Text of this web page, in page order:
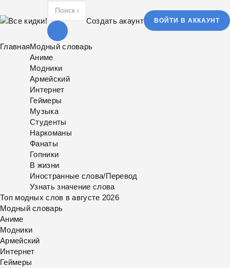
Создать акаунт ВОЙТИ В АККАУНТ
ГлавнаяМодный словарь
Аниме
Модники
Армейский
Интернет
Геймеры
Музыка
Студенты
Наркоманы
Фанаты
Гопники
В жизни
Иностранные слова/Перевод
Узнать значение слова
Топ модных слов в августе 2026
Модный словарь
Аниме
Модники
Армейский
Интернет
Геймеры